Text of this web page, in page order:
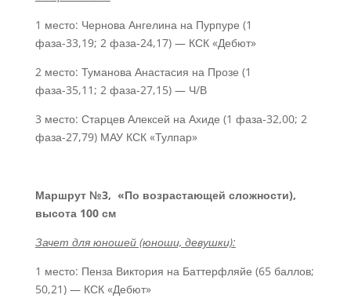
1 место: Чернова Ангелина на Пурпуре (1
фаза-33,19; 2 фаза-24,17) — КСК «Дебют»
2 место: Туманова Анастасия на Прозе (1
фаза-35,11; 2 фаза-27,15) — Ч/В
3 место: Старцев Алексей на Ахиде (1 фаза-32,00; 2
фаза-27,79) МАУ КСК «Тулпар»
Маршрут №3, «По возрастающей сложности),
высота 100 см
Зачет для юношей (юноши, девушки):
1 место: Пенза Виктория на Баттерфляйе (65 баллов;
50,21) — КСК «Дебют»